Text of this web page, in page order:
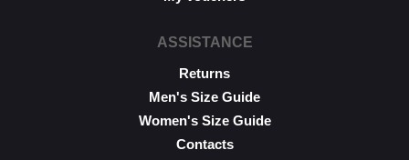
ASSISTANCE
Returns
Men's Size Guide
Women's Size Guide
Contacts